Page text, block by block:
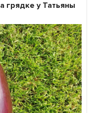
грядке у Татьяны